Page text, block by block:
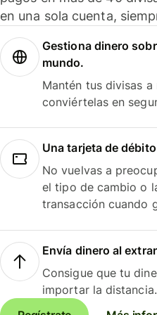
en una sola cuenta,
Gestiona dinero
mundo.
Mantén tus divisas
conviértelas en
Una tarjeta de
No vuelvas a
el tipo de cambio o
transacción cuando
Envía dinero al
Consigue que tu
importar la distancia.